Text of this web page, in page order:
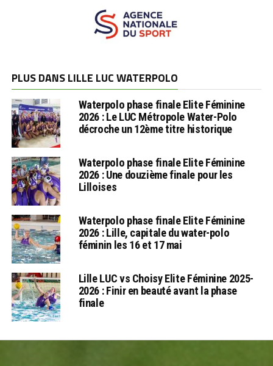
PLUS DANS LILLE LUC WATERPOLO
Waterpolo phase finale Elite Féminine
2026 : Le LUC Métropole Water-Polo
décroche un 12ème titre historique
Waterpolo phase finale Elite Féminine
2026 : Une douzième finale pour les
Lilloises
Waterpolo phase finale Elite Féminine
2026 : Lille, capitale du water-polo
féminin les 16 et 17 mai
Lille LUC vs Choisy Elite Féminine 2025-
2026 : Finir en beauté avant la phase
finale